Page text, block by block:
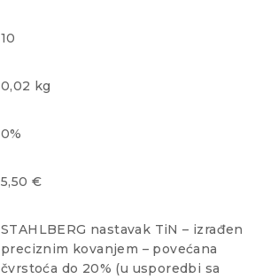
10
0,02 kg
0%
5,50 €
STAHLBERG nastavak TiN – izrađen
preciznim kovanjem – povećana
čvrstoća do 20% (u usporedbi sa